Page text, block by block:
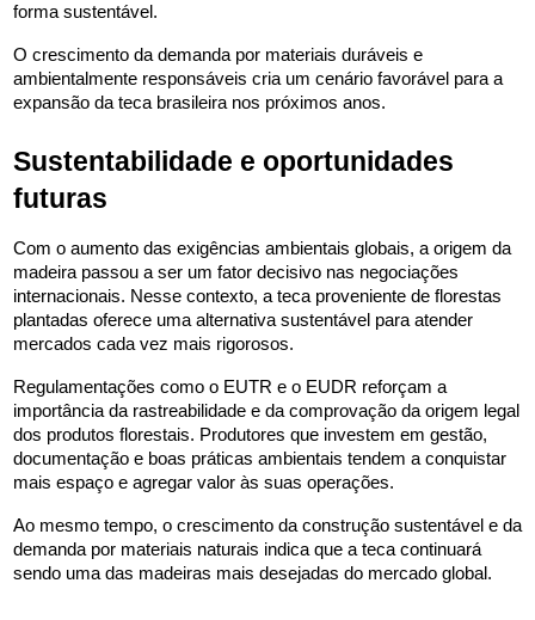
forma sustentável.
O crescimento da demanda por materiais duráveis e
ambientalmente responsáveis cria um cenário favorável para a
expansão da teca brasileira nos próximos anos.
Sustentabilidade e oportunidades
futuras
Com o aumento das exigências ambientais globais, a origem da
madeira passou a ser um fator decisivo nas negociações
internacionais. Nesse contexto, a teca proveniente de florestas
plantadas oferece uma alternativa sustentável para atender
mercados cada vez mais rigorosos.
Regulamentações como o EUTR e o EUDR reforçam a
importância da rastreabilidade e da comprovação da origem legal
dos produtos florestais. Produtores que investem em gestão,
documentação e boas práticas ambientais tendem a conquistar
mais espaço e agregar valor às suas operações.
Ao mesmo tempo, o crescimento da construção sustentável e da
demanda por materiais naturais indica que a teca continuará
sendo uma das madeiras mais desejadas do mercado global.